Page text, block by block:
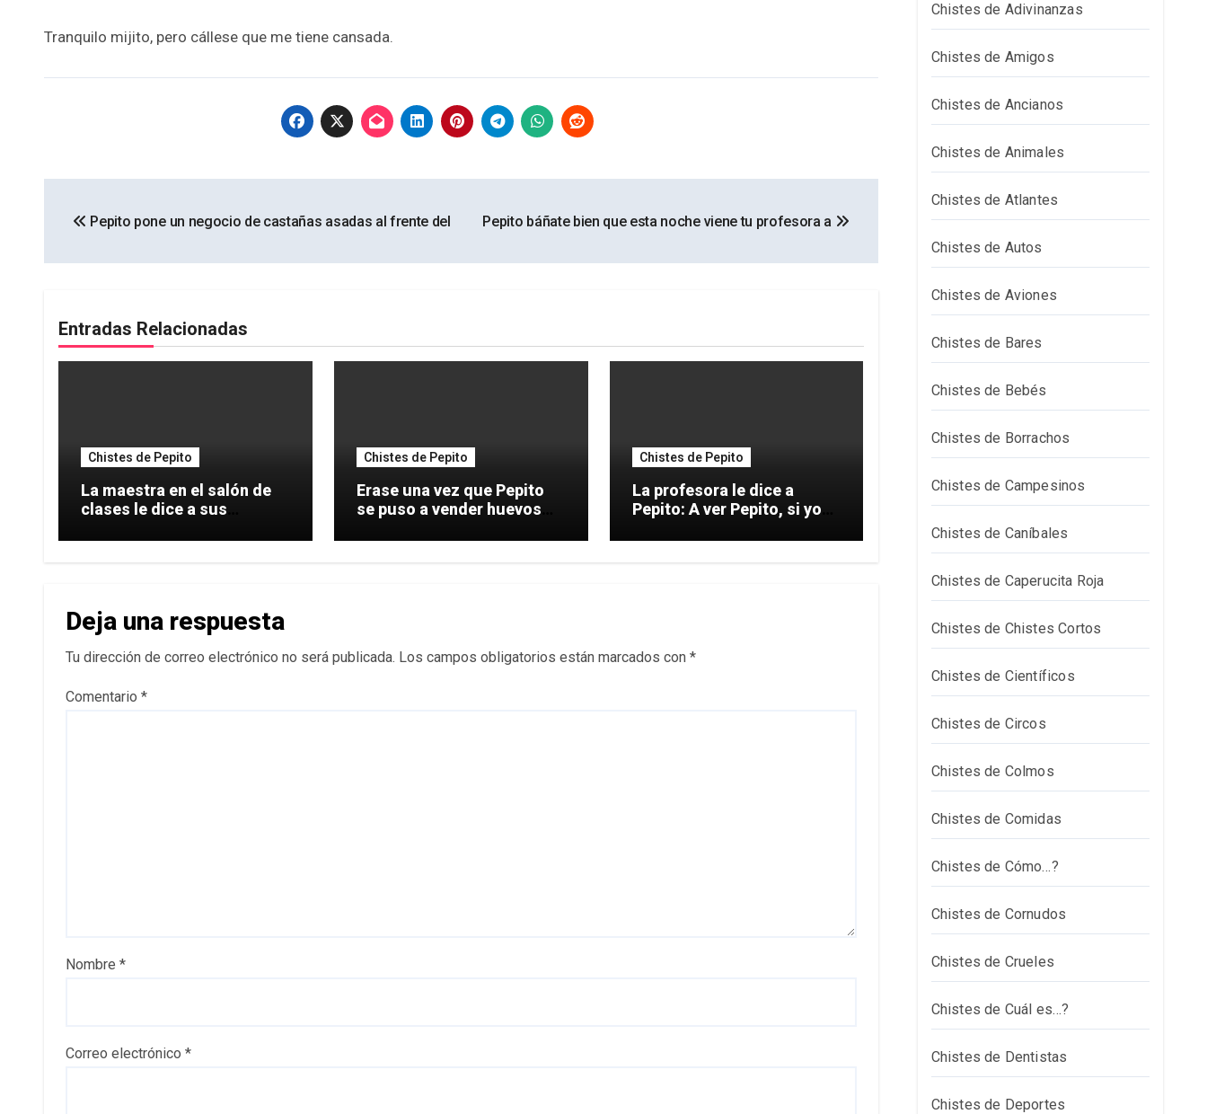
Tranquilo mijito, pero cállese que me tiene cansada.
de
entradas
Pepito pone un negocio de castañas asadas al frente del Pepito báñate bien que esta noche viene tu profesora a
Entradas Relacionadas
Chistes de Pepito
La maestra en el salón de
clases le dice a sus
Chistes de Pepito
Erase una vez que Pepito
se puso a vender huevos
Chistes de Pepito
La profesora le dice a
Pepito: A ver Pepito, si yo
Deja una respuesta
Tu dirección de correo electrónico no será publicada. Los campos obligatorios están marcados con *
Comentario *
Nombre *
Correo electrónico *
Chistes de Adivinanzas
Chistes de Amigos
Chistes de Ancianos
Chistes de Animales
Chistes de Atlantes
Chistes de Autos
Chistes de Aviones
Chistes de Bares
Chistes de Bebés
Chistes de Borrachos
Chistes de Campesinos
Chistes de Caníbales
Chistes de Caperucita Roja
Chistes de Chistes Cortos
Chistes de Científicos
Chistes de Circos
Chistes de Colmos
Chistes de Comidas
Chistes de Cómo…?
Chistes de Cornudos
Chistes de Crueles
Chistes de Cuál es…?
Chistes de Dentistas
Chistes de Deportes